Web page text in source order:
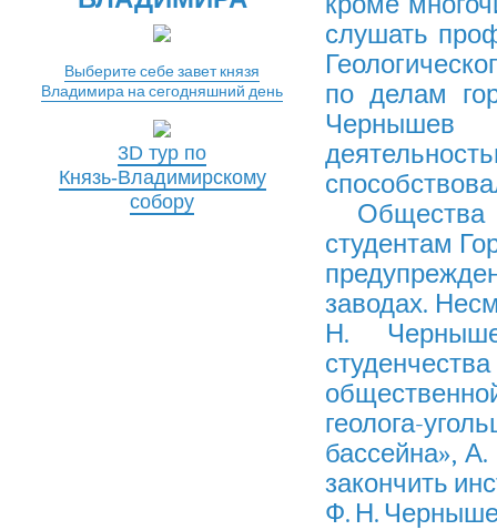
Выберите себе завет князя
Владимира на сегодняшний день
3D тур по
Князь-Владимирскому
собору
слушать
по делам
Чернышев
Общества
студентам
заводах.
Н.
геолога-
бассейна»,
закончить
Ф. Н.